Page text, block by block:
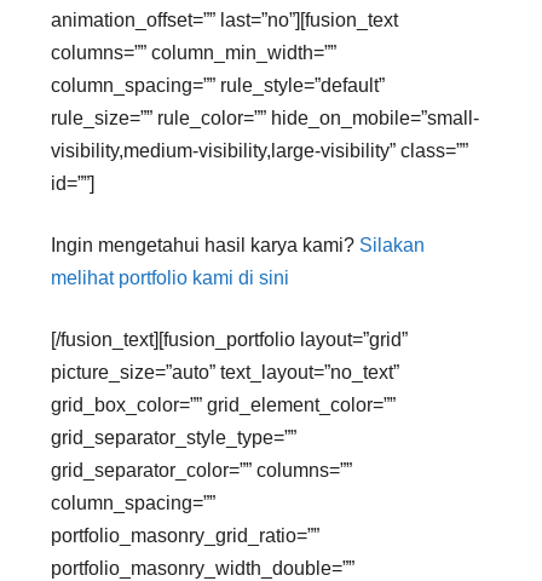
animation_offset=”” last=”no”][fusion_text
columns=”” column_min_width=””
column_spacing=”” rule_style=”default”
rule_size=”” rule_color=”” hide_on_mobile=”small-
visibility,medium-visibility,large-visibility” class=””
id=””]
Ingin mengetahui hasil karya kami? Silakan
melihat portfolio kami di sini
[/fusion_text][fusion_portfolio layout=”grid”
picture_size=”auto” text_layout=”no_text”
grid_box_color=”” grid_element_color=””
grid_separator_style_type=””
grid_separator_color=”” columns=””
column_spacing=””
portfolio_masonry_grid_ratio=””
portfolio_masonry_width_double=””